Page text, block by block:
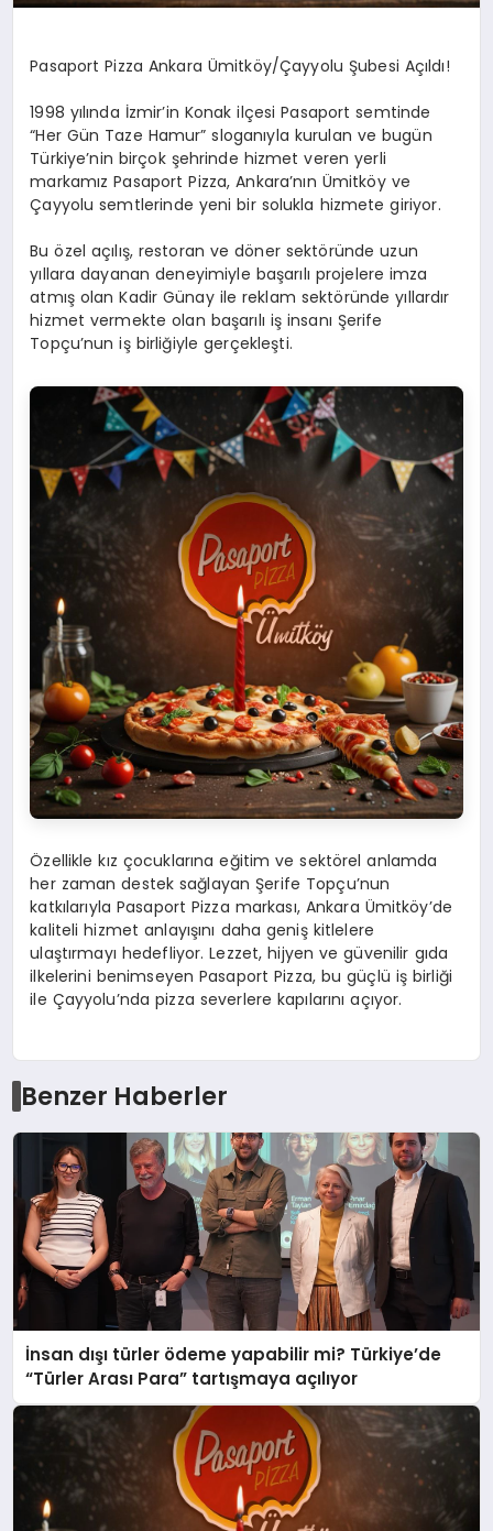
Pasaport Pizza Ankara Ümitköy/Çayyolu Şubesi Açıldı!
1998 yılında İzmir’in Konak ilçesi Pasaport semtinde
“Her Gün Taze Hamur” sloganıyla kurulan ve bugün
Türkiye’nin birçok şehrinde hizmet veren yerli
markamız Pasaport Pizza, Ankara’nın Ümitköy ve
Çayyolu semtlerinde yeni bir solukla hizmete giriyor.
Bu özel açılış, restoran ve döner sektöründe uzun
yıllara dayanan deneyimiyle başarılı projelere imza
atmış olan Kadir Günay ile reklam sektöründe yıllardır
hizmet vermekte olan başarılı iş insanı Şerife
Topçu’nun iş birliğiyle gerçekleşti.
Özellikle kız çocuklarına eğitim ve sektörel anlamda
her zaman destek sağlayan Şerife Topçu’nun
katkılarıyla Pasaport Pizza markası, Ankara Ümitköy’de
kaliteli hizmet anlayışını daha geniş kitlelere
ulaştırmayı hedefliyor. Lezzet, hijyen ve güvenilir gıda
ilkelerini benimseyen Pasaport Pizza, bu güçlü iş birliği
ile Çayyolu’nda pizza severlere kapılarını açıyor.
Benzer Haberler
İnsan dışı türler ödeme yapabilir mi? Türkiye’de
“Türler Arası Para” tartışmaya açılıyor